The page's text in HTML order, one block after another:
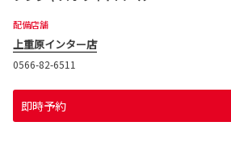
配備店舗
上重原インター店
0566-82-6511
即時予約